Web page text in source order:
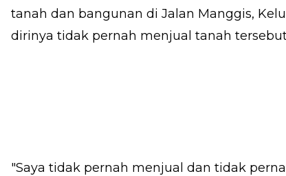
tanah dan bangunan di Jalan Manggis,
dirinya tidak pernah menjual tanah
"Saya tidak pernah menjual dan tidak